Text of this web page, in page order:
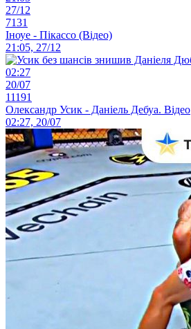
27/12
7131
Іноуе - Пікассо (Відео)
21:05, 27/12
02:27
20/07
11191
Олександр Усик - Даніель Дебуа. Відео
02:27, 20/07